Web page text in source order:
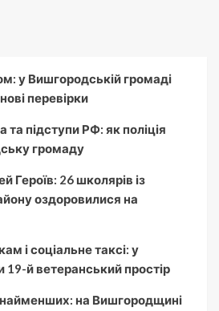
у Вишгородській громаді
перевірки
та підступи РФ: як поліція
громаду
Героїв: 26 школярів із
оздоровилися на
і соціальне таксі: у
19-й ветеранський простір
на Вишгородщині